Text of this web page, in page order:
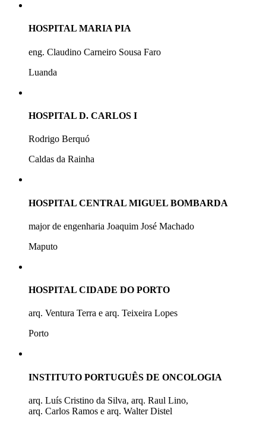
HOSPITAL MARIA PIA
eng. Claudino Carneiro Sousa Faro
Luanda
HOSPITAL D. CARLOS I
Rodrigo Berquó
Caldas da Rainha
HOSPITAL CENTRAL MIGUEL BOMBARDA
major de engenharia Joaquim José Machado
Maputo
HOSPITAL CIDADE DO PORTO
arq. Ventura Terra e arq. Teixeira Lopes
Porto
INSTITUTO PORTUGUÊS DE ONCOLOGIA
arq. Luís Cristino da Silva, arq. Raul Lino,
arq. Carlos Ramos e arq. Walter Distel